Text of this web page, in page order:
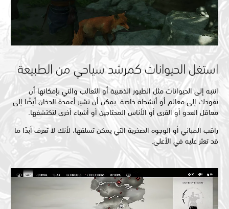
استغل الحيوانات كمرشد سياحي من الطبيعة
انتبه إلى الحيوانات مثل الطيور الذهبية أو الثعالب والتي بإمكانها أن
تقودك إلى معالم أو أنشطة خاصة. يمكن أن تشير أعمدة الدخان أيضًا إلى
معاقل العدو أو القرى أو الأناس المحتاجين أو أشياء أخرى لتكتشفها.
راقب المباني أو الوجوه الصخرية التي يمكن تسلقها، لأنك لا تعرف أبدًا ما
قد تعثر عليه في الأعلى.